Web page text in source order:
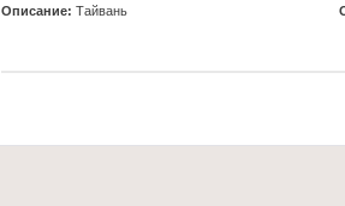
Описание: Тайвань